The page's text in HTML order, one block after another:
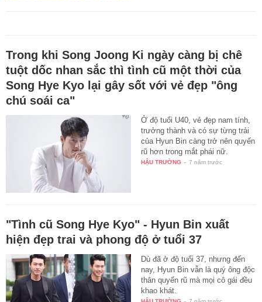
Trong khi Song Joong Ki ngày càng bị chê
tuột dốc nhan sắc thì tình cũ một thời của
Song Hye Kyo lại gây sốt với vẻ đẹp "ông
chú soái ca"
Ở độ tuổi U40, vẻ đẹp nam tính,
trưởng thành và có sự từng trải
của Hyun Bin càng trở nên quyến
rũ hơn trong mắt phái nữ.
HẬU TRƯỜNG - 7 năm trước
"Tình cũ Song Hye Kyo" - Hyun Bin xuất
hiện đẹp trai và phong độ ở tuổi 37
Dù đã ở độ tuổi 37, nhưng đến
nay, Hyun Bin vẫn là quý ông độc
thân quyến rũ mà mọi cô gái đều
khao khát.